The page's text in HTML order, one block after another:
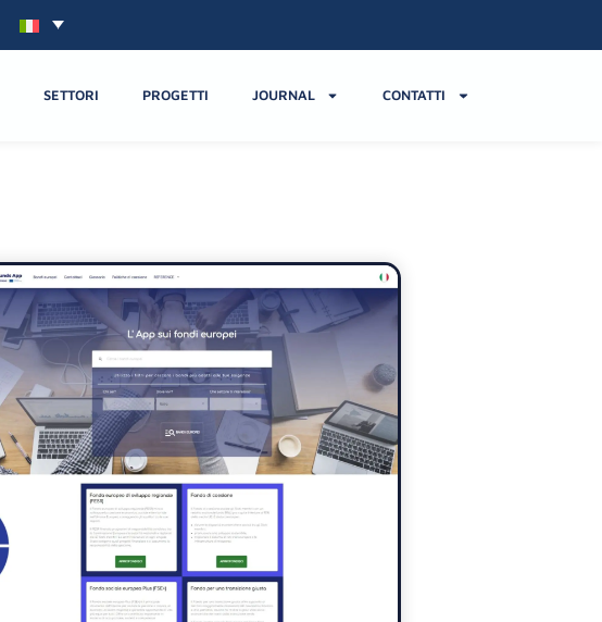
SETTORI PROGETTI JOURNAL CONTATTI